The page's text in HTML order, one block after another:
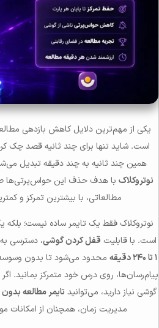
یکی از مهم‌ترین دلایل کاهش بازدهی
است. شاید تنها برای چند ثانیه قصد چک
همین چند ثانیه به چند دقیقه تبدیل
نوتروکلاک با هدف حذف این حواس‌پرتی‌ها
مطالعاتی، با بیشترین تمرکز و
نوتروکلاک فقط یک تایمر ساده نیست؛ بلکه
است. با قابلیت قفل کردن گوشی، دسترسی
۱ تا ۲۴۰ دقیقه
محدود می‌شود تا بدون وسوسه
پیام‌رسان‌ها، روی درس خود متمرکز بمانید.
گوشی نیاز دارید، می‌توانید تایمر مطالعه
مدیریت زمان، همچنان از امکانات